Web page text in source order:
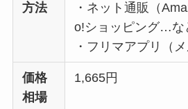
方法
・ネット通販（
o!ショッピング…な
・フリマアプリ（
価格
相場
1,665円